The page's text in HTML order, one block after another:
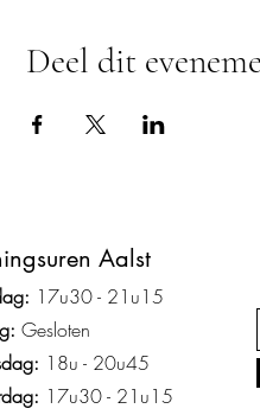
Deel dit
Aalst
17u30 - 21 u15
Gesloten
18u - 20u45
17u30 - 21u15